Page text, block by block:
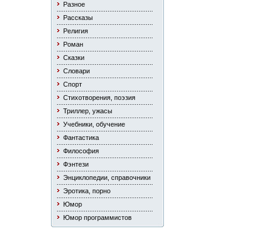
Разное
Рассказы
Религия
Роман
Сказки
Словари
Спорт
Стихотворения, поэзия
Триллер, ужасы
Учебники, обучение
Фантастика
Философия
Фэнтези
Энциклопедии, справочники
Эротика, порно
Юмор
Юмор программистов